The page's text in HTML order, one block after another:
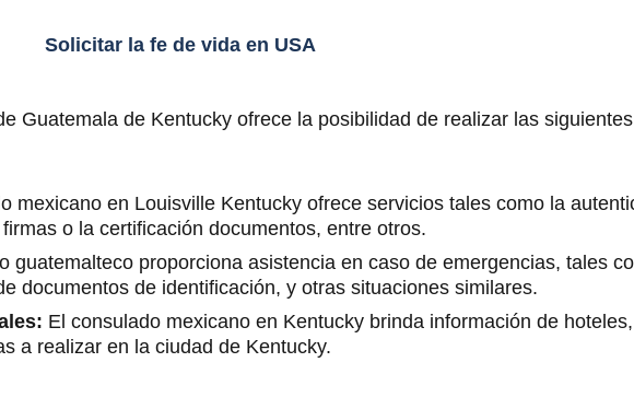
Solicitar la fe de vida en USA
Guatemala de Kentucky ofrece la posibilidad de realizar las siguientes
mexicano en Louisville Kentucky ofrece servicios tales como la
o la certificación documentos, entre otros.
guatemalteco proporciona asistencia en caso de emergencias, tales
documentos de identificación, y otras situaciones similares.
El consulado mexicano en Kentucky brinda información de hoteles,
a realizar en la ciudad de Kentucky.